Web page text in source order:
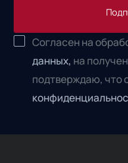
Согласен на
данных, на
подтверждаю, что